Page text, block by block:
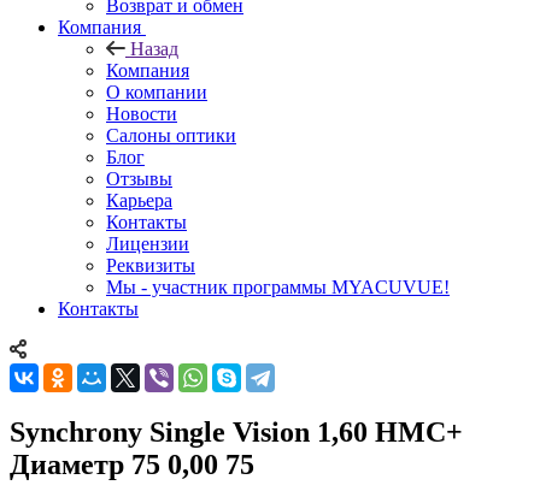
Возврат и обмен
Компания
Назад
Компания
О компании
Новости
Салоны оптики
Блог
Отзывы
Карьера
Контакты
Лицензии
Реквизиты
Мы - участник программы MYACUVUE!
Контакты
Synchrony Single Vision 1,60 HMC+
Диаметр 75 0,00 75